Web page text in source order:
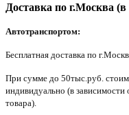
Доставка по г.Москва
Автотранспортом:
Бесплатная доставка по
При сумме до 50тыс.руб.
индивидуально (в зависимости
товара).